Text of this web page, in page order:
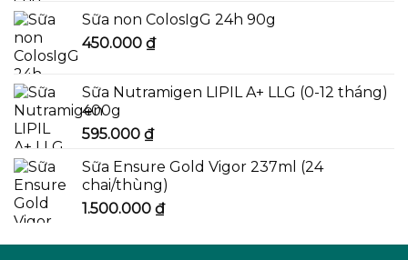
Sữa non ColosIgG 24h 90g
450.000 ₫
Sữa Nutramigen LIPIL A+ LLG (0-12 tháng)
400g
595.000 ₫
Sữa Ensure Gold Vigor 237ml (24
chai/thùng)
1.500.000 ₫